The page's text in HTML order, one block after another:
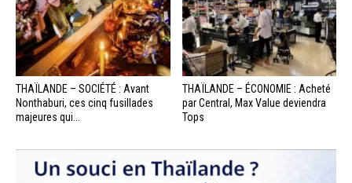
THAÏLANDE – SOCIÉTÉ : Avant
Nonthaburi, ces cinq fusillades
majeures qui...
THAÏLANDE – ÉCONOMIE : Acheté
par Central, Max Value deviendra
Tops